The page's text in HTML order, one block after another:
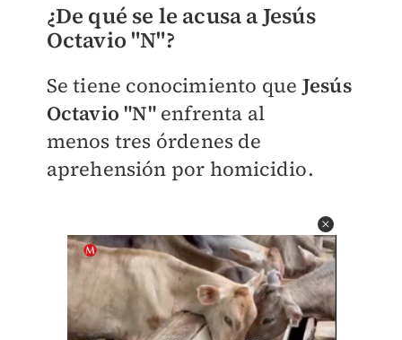
¿De qué se le acusa a Jesús
Octavio "N"?
Se tiene conocimiento que Jesús
Octavio "N"enfrenta al
menos tres órdenes de
aprehensión por homicidio.